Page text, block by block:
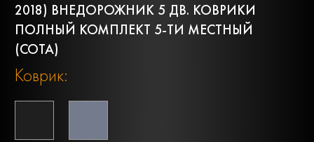
2018) ВНЕДОРОЖНИК 5 ДВ. КОВРИКИ
ПОЛНЫЙ КОМПЛЕКТ 5-ТИ МЕСТНЫЙ
(СОТА)
Коврик: